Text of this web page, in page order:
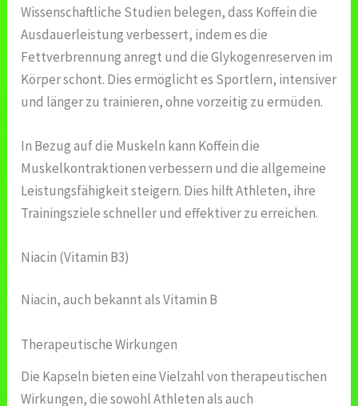
Wissenschaftliche Studien belegen, dass Koffein die
Ausdauerleistung verbessert, indem es die
Fettverbrennung anregt und die Glykogenreserven im
Körper schont. Dies ermöglicht es Sportlern, intensiver
und länger zu trainieren, ohne vorzeitig zu ermüden.
In Bezug auf die Muskeln kann Koffein die
Muskelkontraktionen verbessern und die allgemeine
Leistungsfähigkeit steigern. Dies hilft Athleten, ihre
Trainingsziele schneller und effektiver zu erreichen.
Niacin (Vitamin B3)
Niacin, auch bekannt als Vitamin B
Therapeutische Wirkungen
Die Kapseln bieten eine Vielzahl von therapeutischen
Wirkungen, die sowohl Athleten als auch